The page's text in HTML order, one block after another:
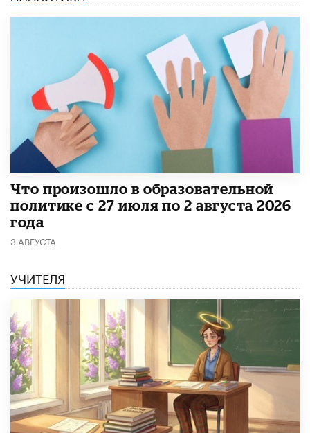
​Что произошло в образовательной
политике с 27 июля по 2 августа 2026
года
3 АВГУСТА
УЧИТЕЛЯ